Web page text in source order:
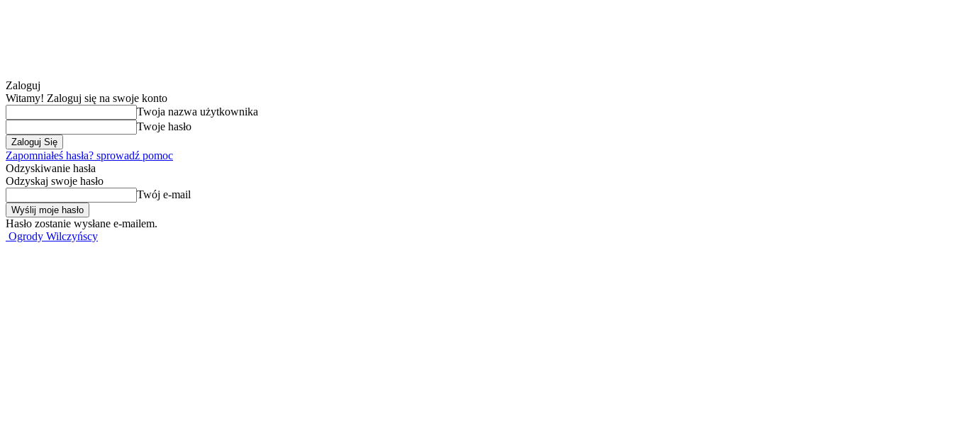
Zaloguj
Witamy! Zaloguj się na swoje konto
Twoja nazwa użytkownika
Twoje hasło
Zapomniałeś hasła? sprowadź pomoc
Odzyskiwanie hasła
Odzyskaj swoje hasło
Twój e-mail
Hasło zostanie wysłane e-mailem.
Ogrody Wilczyńscy